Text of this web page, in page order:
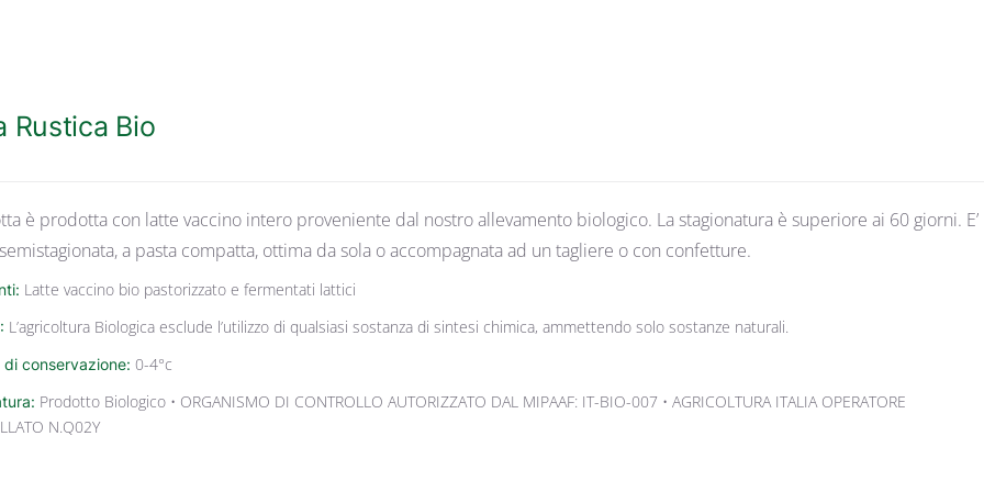
Rustica Bio
è prodotta con latte vaccino intero proveniente dal nostro allevamento biologico. La stagionatura è superiore ai 60 giorni. E’
a pasta compatta, ottima da sola o accompagnata ad un tagliere o con confetture.
Latte vaccino bio pastorizzato e fermentati lattici
L’agricoltura Biologica esclude l’utilizzo di qualsiasi sostanza di sintesi chimica, ammettendo solo sostanze naturali.
conservazione: 0-4°c
Prodotto Biologico • ORGANISMO DI CONTROLLO AUTORIZZATO DAL MIPAAF: IT-BIO-007 • AGRICOLTURA ITALIA OPERATORE
N.Q02Y